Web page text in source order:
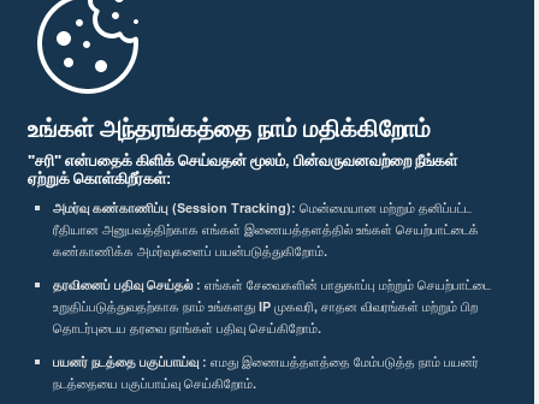
உங்கள் அந்தரங்கத்தை நாம் மதிக்கிறோம்
"சரி" என்பதைக் கிளிக் செய்வதன் மூலம், பின்வருவனவற்றை நீங்கள்
ஏற்றுக் கொள்கிறீர்கள்:
அமர்வு கண்காணிப்பு (Session Tracking): மென்மையான மற்றும் தனிப்பட்ட
ரீதியான அனுபவத்திற்காக எங்கள் இணையத்தளத்தில் உங்கள் செயற்பாட்டைக்
கண்காணிக்க அமர்வுகளைப் பயன்படுத்துகிறோம்.
தரவினைப் பதிவு செய்தல் : எங்கள் சேவைகளின் பாதுகாப்பு மற்றும் செயற்பாட்டை
உறுதிப்படுத்துவதற்காக நாம் உங்களது IP முகவரி, சாதன விவரங்கள் மற்றும் பிற
தொடர்புடைய தரவை நாங்கள் பதிவு செய்கிறோம்.
பயனர் நடத்தை பகுப்பாய்வு : எமது இணையத்தளத்தை மேம்படுத்த நாம் பயனர்
நடத்தையை பகுப்பாய்வு செய்கிறோம்.
பாராளுமன்ற கையடக்க செயலி
எம்மை பின்தொடர்க :
விருதுகள்
தனியுரிமைக் கொள்கை